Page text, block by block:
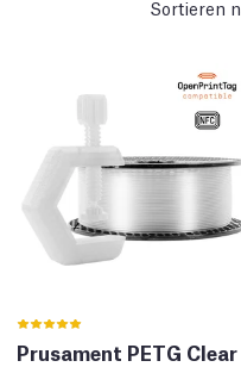
Sortieren
Prusament PETG Clear